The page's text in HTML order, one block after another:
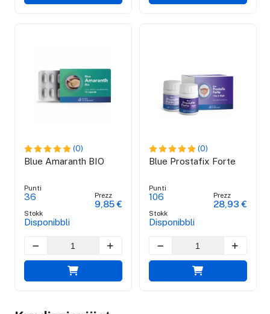
(0)
Blue Amaranth BIO
Punti
36
Stokk
Disponibbli
Prezz
9,85 €
(0)
Blue Prostafix Forte
Punti
106
Stokk
Disponibbli
Prezz
28,93 €